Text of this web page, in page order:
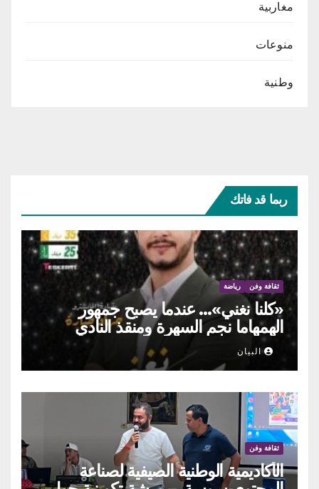
مغاربية
منوعات
وطنية
ربما قد فاتك
ثقافة وفن رياضة
«كلنا نغني»… عندما يصبح جمهور
الهمهاما نجم السهرة ومنقذ النادي
البيان
ثقافة وفن
الأكاديمية الوطنية الصيفية لصناعة